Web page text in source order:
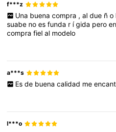
f***z
Una buena compra , al due ñ o
suabe noesfunda r ígida pero
comprafielal modelo
a***s
Es de buena calidad me
l***o